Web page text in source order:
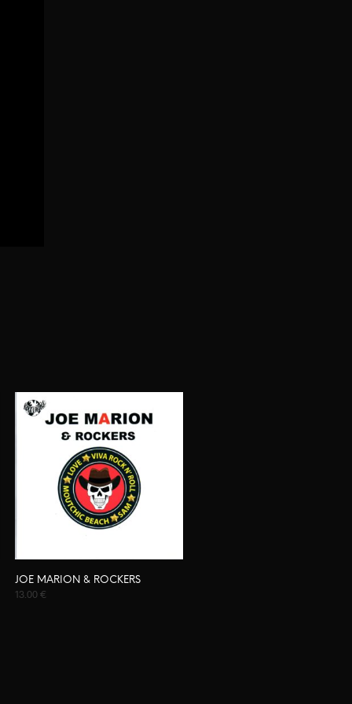
JOE MARION & ROCKERS
13.00€